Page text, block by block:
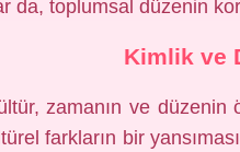
da, toplumsal düzenin
Kimlik ve
zamanın ve düzenin
farkların bir